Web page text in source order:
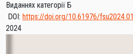
Виданнях категорії Б
DOI: https://doi.org/10.61976/
2024